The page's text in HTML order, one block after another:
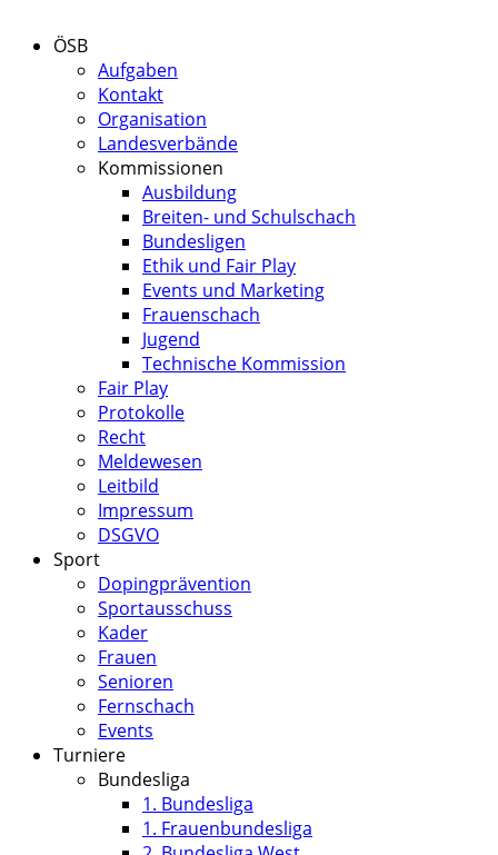
ÖSB
Aufgaben
Kontakt
Organisation
Landesverbände
Kommissionen
Ausbildung
Breiten- und Schulschach
Bundesligen
Ethik und Fair Play
Events und Marketing
Frauenschach
Jugend
Technische Kommission
Fair Play
Protokolle
Recht
Meldewesen
Leitbild
Impressum
DSGVO
Sport
Dopingprävention
Sportausschuss
Kader
Frauen
Senioren
Fernschach
Events
Turniere
Bundesliga
1. Bundesliga
1. Frauenbundesliga